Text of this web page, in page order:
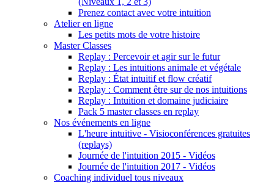
Prenez contact avec votre intuition
Atelier en ligne
Les petits mots de votre histoire
Master Classes
Replay : Percevoir et agir sur le futur
Replay : Les intuitions animale et végétale
Replay : État intuitif et flow créatif
Replay : Comment être sur de nos intuitions
Replay : Intuition et domaine judiciaire
Pack 5 master classes en replay
Nos événements en ligne
L'heure intuitive - Visioconférences gratuites
(replays)
Journée de l'intuition 2015 - Vidéos
Journée de l'intuition 2017 - Vidéos
Coaching individuel tous niveaux